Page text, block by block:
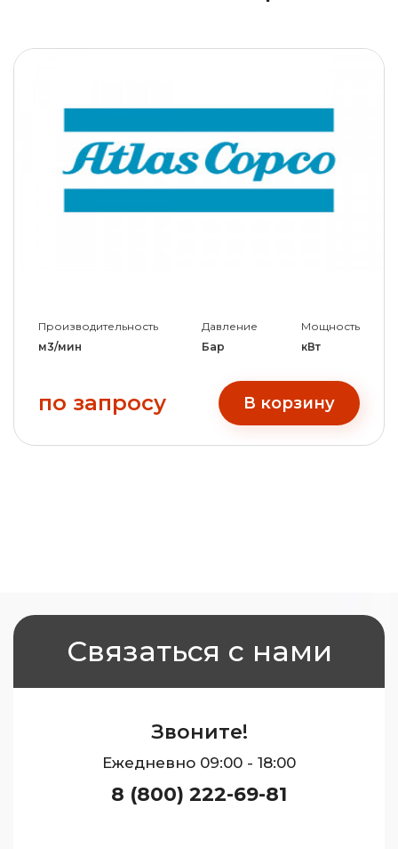
Производительность
м3/мин
Давление
Бар
Мощность
кВт
по запросу В корзину
Связаться с нами
Звоните!
Ежедневно 09:00 - 18:00
8 (800) 222-69-81